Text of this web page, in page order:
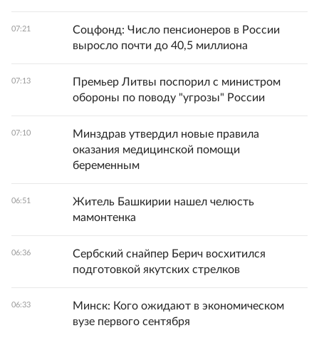
07:21
Соцфонд: Число пенсионеров в России
выросло почти до 40,5 миллиона
07:13
Премьер Литвы поспорил с министром
обороны по поводу "угрозы" России
07:10
Минздрав утвердил новые правила
оказания медицинской помощи
беременным
06:51
Житель Башкирии нашел челюсть
мамонтенка
06:36
Сербский снайпер Берич восхитился
подготовкой якутских стрелков
06:33
Минск: Кого ожидают в экономическом
вузе первого сентября